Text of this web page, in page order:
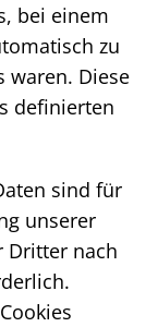
bei einem
zu
waren. Diese
definierten
sind für
unserer
Dritter nach